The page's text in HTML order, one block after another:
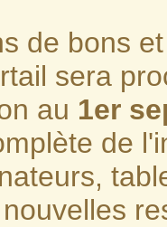
de bons
sera
au 1er
de